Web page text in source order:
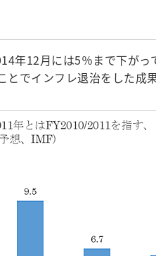
年12月には5％まで下が
でインフレ退治をした成